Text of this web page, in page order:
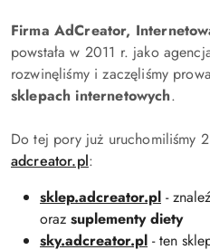
Firma AdCreator,
powstała w 2011 r. jako
rozwinęliśmy i zaczęliśmy
sklepach internetowych.
Do tej pory już uruchomiliśmy
adcreator.pl:
sklep.adcreator.pl -
oraz suplementy diety
sky.adcreator.pl - ten